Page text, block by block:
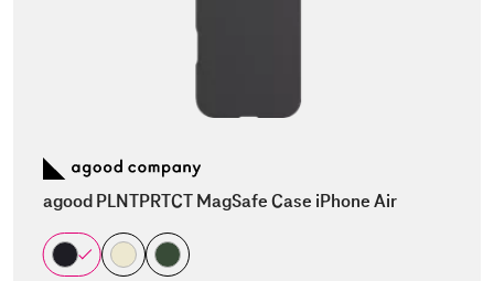
agood PLNTPRTCT MagSafe Case iPhone Air